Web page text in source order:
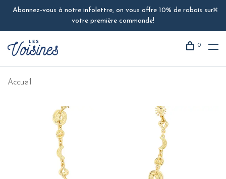
Abonnez-vous à notre infolettre, on vous offre 10% de rabais sur
votre première commande!
0
Accueil